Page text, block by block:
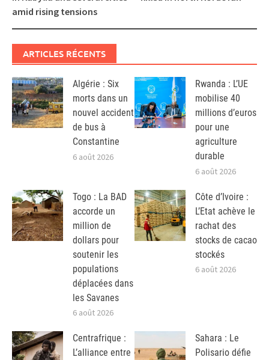
amid rising tensions
ARTICLES RÉCENTS
Algérie : Six
morts dans un
nouvel accident
de bus à
Constantine
6 août 2026
Rwanda : L’UE
mobilise 40
millions d’euros
pour une
agriculture
durable
6 août 2026
Togo : La BAD
accorde un
million de
dollars pour
soutenir les
populations
déplacées dans
les Savanes
6 août 2026
Côte d’Ivoire :
L’Etat achève le
rachat des
stocks de cacao
stockés
6 août 2026
Centrafrique :
L’alliance entre
Sahara : Le
Polisario défie